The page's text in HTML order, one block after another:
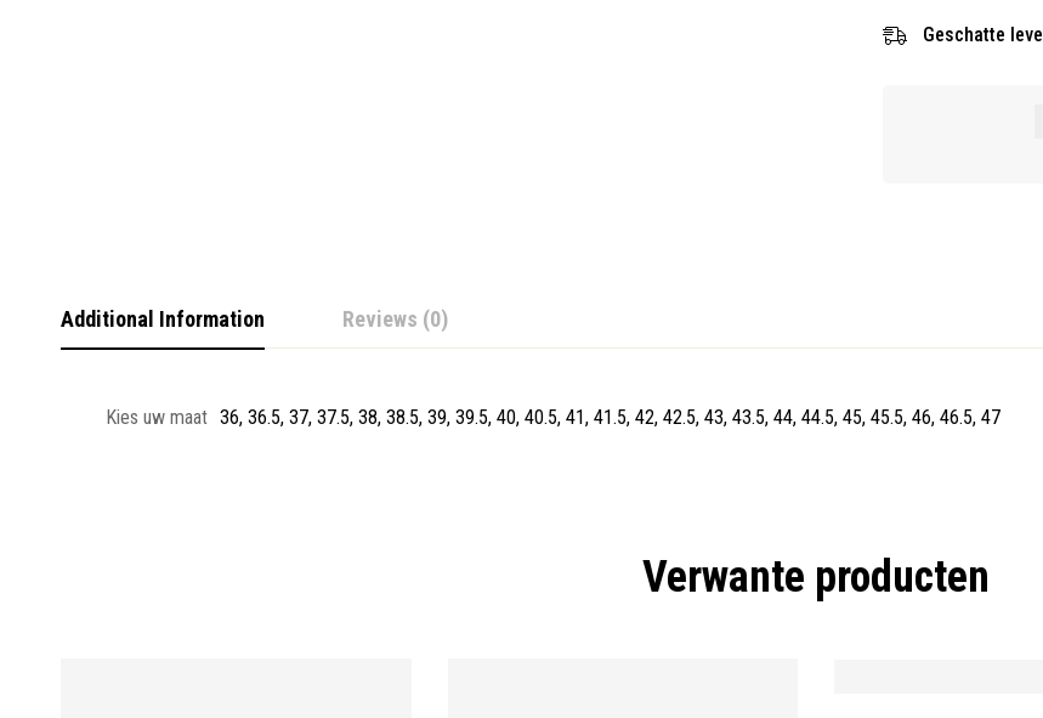
Geschatte
Additional Information Reviews (0)
Kies uw maat 36, 36.5, 37, 37.5, 38, 38.5, 39, 39.5, 40, 40.5, 41, 41.5, 42, 42.5, 43, 43.5, 44, 44.5, 45, 45.5, 46, 46.5, 47
Verwante producten